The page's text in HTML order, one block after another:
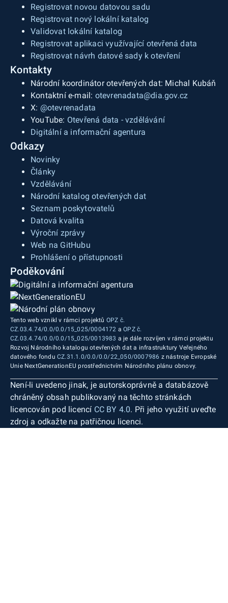
Registrovat novou datovou sadu
Registrovat nový lokální katalog
Validovat lokální katalog
Registrovat aplikaci využívající otevřená data
Registrovat návrh datové sady k otevření
Kontakty
Národní koordinátor otevřených dat: Michal Kubáň
Kontaktní e-mail: otevrenadata@dia.gov.cz
X: @otevrenadata
YouTube: Otevřená data - vzdělávání
Digitální a informační agentura
Odkazy
Novinky
Články
Vzdělávání
Národní katalog otevřených dat
Seznam poskytovatelů
Datová kvalita
Výroční zprávy
Web na GitHubu
Prohlášení o přístupnosti
Poděkování
Tento web vznikl v rámci projektů OPZ č.
CZ.03.4.74/0.0/0.0/15_025/0004172 aOPZ č.
CZ.03.4.74/0.0/0.0/15_025/0013983 a je dále rozvíjen v rámci projektu
Rozvoj Národního katalogu otevřených dat a infrastruktury Veřejného
datového fondu CZ.31.1.0/0.0/0.0/22_050/0007986 z nástroje Evropské
Unie NextGenerationEU prostřednictvím Národního plánu obnovy.
Není-li uvedeno jinak, je autorskoprávně a databázově
chráněný obsah publikovaný na těchto stránkách
licencován pod licencí CC BY 4.0. Při jeho využití uveďte
zdroj a odkažte na patřičnou licenci.